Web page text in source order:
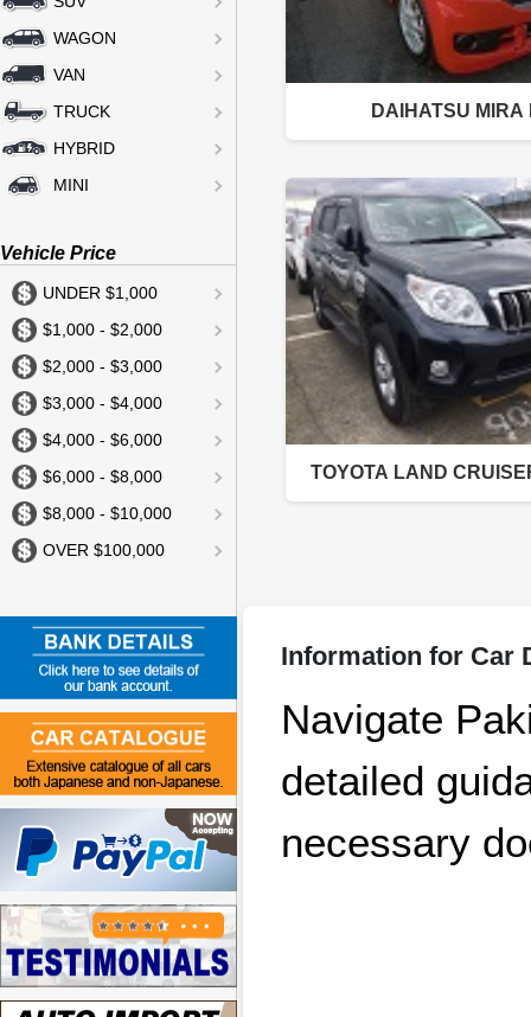
WAGON
VAN
TRUCK
HYBRID
MINI
Vehicle Price
UNDER $1,000
$1,000 - $2,000
$2,000 - $3,000
$3,000 - $4,000
$4,000 - $6,000
$6,000 - $8,000
$8,000 - $10,000
OVER $100,000
DAIHATSU MIRA
TOYOTA LAND
Information for Car
Navigate
detailed
necessary